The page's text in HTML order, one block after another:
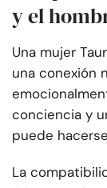
y el
Una mujer
una conexión
conciencia y
puede
La